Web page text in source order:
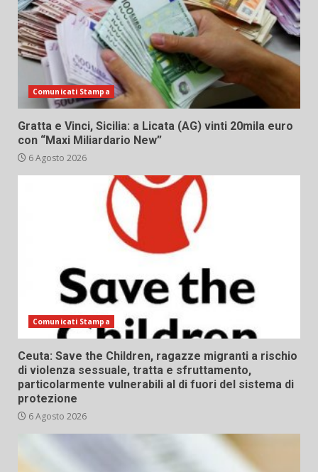
Comunicati Stampa
Gratta e Vinci, Sicilia: a Licata (AG) vinti 20mila euro
con “Maxi Miliardario New”
6 Agosto 2026
Comunicati Stampa
Ceuta: Save the Children, ragazze migranti a rischio
di violenza sessuale, tratta e sfruttamento,
particolarmente vulnerabili al di fuori del sistema di
protezione
6 Agosto 2026